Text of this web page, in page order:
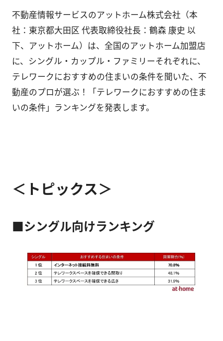
不動産情報サービスのアットホーム株式会社（本
社：東京都大田区 代表取締役社長：鶴森 康史 以
下、アットホーム）は、全国のアットホーム加盟店
に、シングル・カップル・ファミリーそれぞれに、
テレワークにおすすめの住まいの条件を聞いた、不
動産のプロが選ぶ！「テレワークにおすすめの住ま
いの条件」ランキングを発表します。
＜トピックス＞
■シングル向けランキング